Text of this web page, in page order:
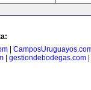
| gestiondebodegas.com|